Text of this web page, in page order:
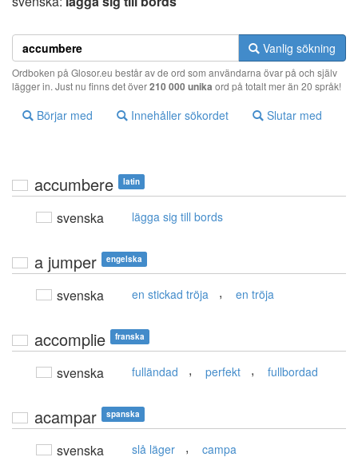
Vanlig sökning
Ordboken på Glosor.eu består av de ord som användarna övar på och själv
lägger in. Just nu finns det över210 000 unika ord på totalt mer än 20 språk!
Börjar med Innehåller sökordet Slutar med
accumbere latin
svenska lägga sig till bords
a jumper engelska
svenska en stickad tröja , en tröja
accomplie franska
svenska fulländad , perfekt , fullbordad
acampar spanska
svenska slå läger , campa